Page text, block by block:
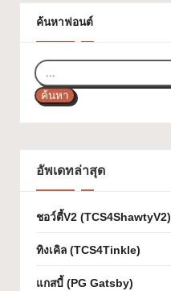
ใ
ช้
ไ
ด้
ทุ
ก
โ
ป
ร
เจ
ค้นหาฟอนต์
ค้นหา
อัพเดทล่าสุด
ชอว์ตี้V2 (TCS4ShawtyV2)
ทิงเคิล (TCS4Tinkle)
แกสบี้ (PG Gatsby)